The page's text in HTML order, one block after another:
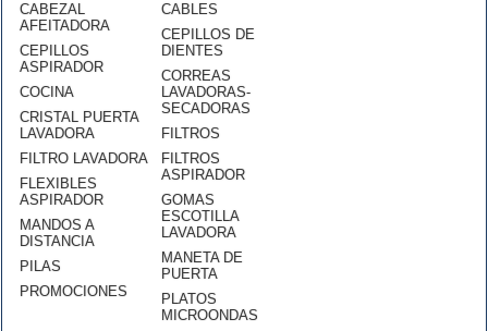
CABEZAL
AFEITADORA
CEPILLOS
ASPIRADOR
COCINA
CRISTAL PUERTA
LAVADORA
FILTRO LAVADORA
FLEXIBLES
ASPIRADOR
MANDOS A
DISTANCIA
PILAS
PROMOCIONES
CABLES
CEPILLOS DE
DIENTES
CORREAS
LAVADORAS-
SECADORAS
FILTROS
FILTROS
ASPIRADOR
GOMAS
ESCOTILLA
LAVADORA
MANETA DE
PUERTA
PLATOS
MICROONDAS